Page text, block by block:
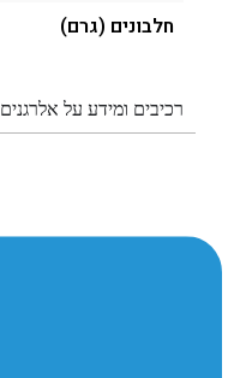
חלבונים (גרם)
רכיבים ומידע על אלרגנים